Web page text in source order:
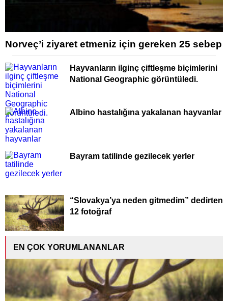
Norveç’i ziyaret etmeniz için gereken 25 sebep
Hayvanların ilginç çiftleşme biçimlerini
National Geographic görüntüledi.
Albino hastalığına yakalanan hayvanlar
Bayram tatilinde gezilecek yerler
“Slovakya’ya neden gitmedim” dedirten
12 fotoğraf
EN ÇOK YORUMLANANLAR